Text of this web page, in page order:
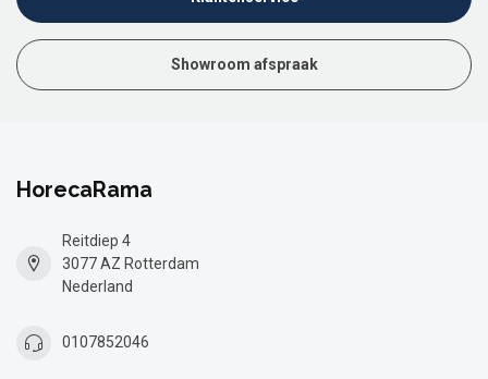
Showroom afspraak
HorecaRama
Reitdiep 4
3077 AZ Rotterdam
Nederland
0107852046